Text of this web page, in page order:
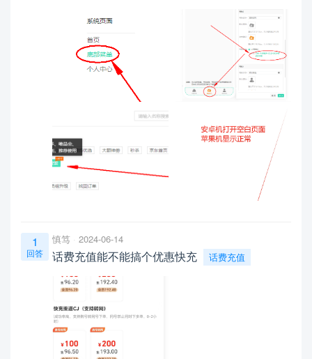
1
回答
慎笃 2024-06-14
话费充值能不能搞个优惠快充 话费充值